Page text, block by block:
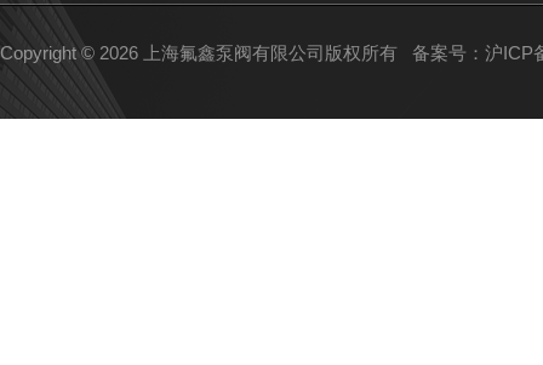
Copyright © 2026 上海氟鑫泵阀有限公司版权所有 备案号：沪ICP